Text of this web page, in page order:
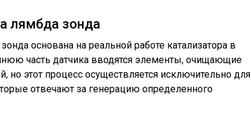
лямбда зонда
основана на реальной работе катализатора в
часть датчика вводятся элементы, очищающие
но этот процесс осуществляется исключительно для
отвечают за генерацию определенного